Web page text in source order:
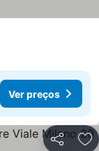
Ver preços
Partilhar